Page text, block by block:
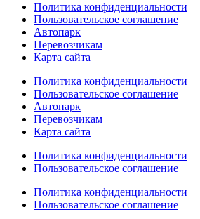
Политика конфиденциальности
Пользовательское соглашение
Автопарк
Перевозчикам
Карта сайта
Политика конфиденциальности
Пользовательское соглашение
Автопарк
Перевозчикам
Карта сайта
Политика конфиденциальности
Пользовательское соглашение
Политика конфиденциальности
Пользовательское соглашение